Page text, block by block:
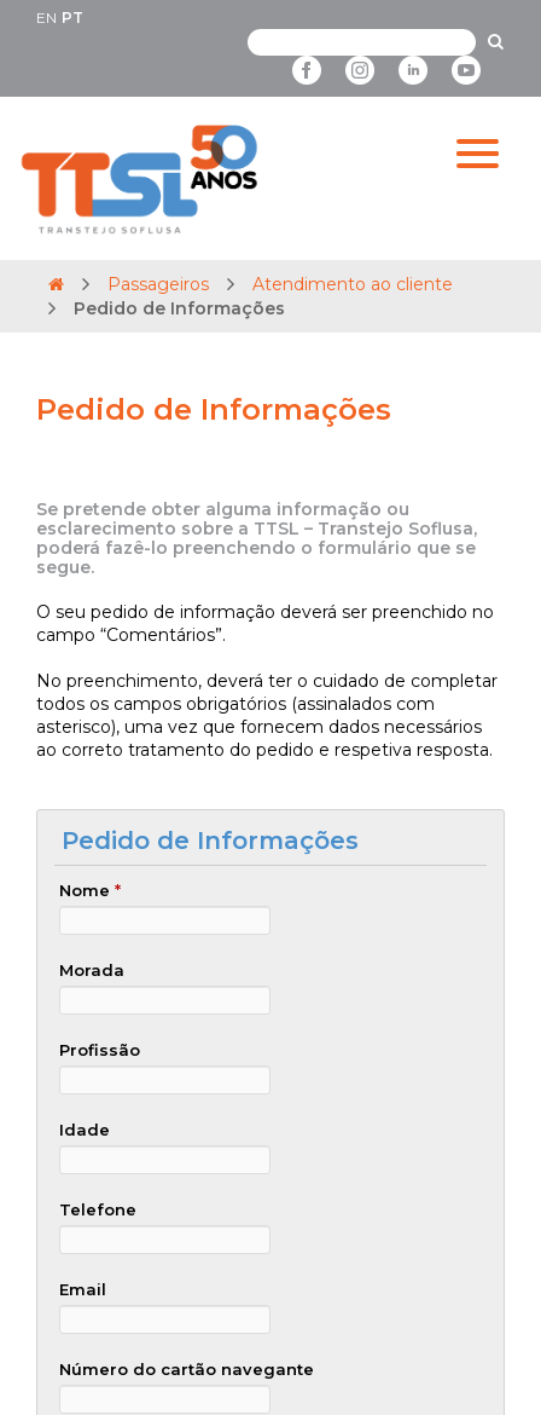
EN PT
Passageiros
Atendimento ao cliente
Pedido de Informações
Pedido de Informações
Se pretende obter alguma informação ou
esclarecimento sobre a TTSL – Transtejo Soflusa,
poderá fazê-lo preenchendo o formulário que se
segue.
O seu pedido de informação deverá ser preenchido no
campo “Comentários”.
No preenchimento, deverá ter o cuidado de completar
todos os campos obrigatórios (assinalados com
asterisco), uma vez que fornecem dados necessários
ao correto tratamento do pedido e respetiva resposta.
Pedido de Informações
Nome *
Morada
Profissão
Idade
Telefone
Email
Número do cartão navegante